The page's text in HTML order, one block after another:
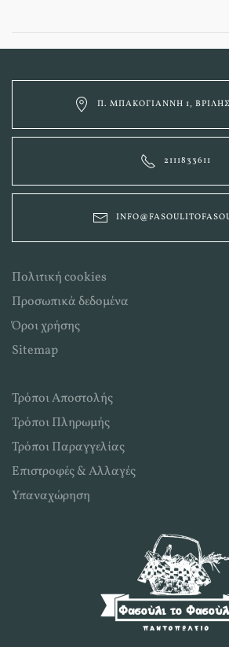
Π. ΜΠΑΚΟΓΙΆΝΝΗ 1,
2111833611
Πολιτική cookies
Προσωπικά δεδομένα
Όροι χρήσης
Sitemap
Τρόποι Αποστολής
Τρόποι Πληρωμής
Τρόποι Παραγγελίας
Επιστροφές & Αλλαγές
Υπαναχώρηση